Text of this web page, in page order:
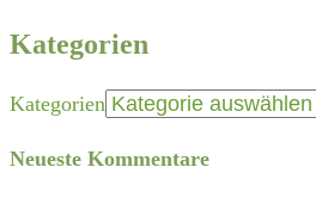
Kategorien
Kategorien
Neueste Kommentare